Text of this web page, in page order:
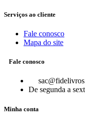
Serviços ao cliente
Fale conosco
Mapa do site
Fale conosco
De segunda a
Minha conta